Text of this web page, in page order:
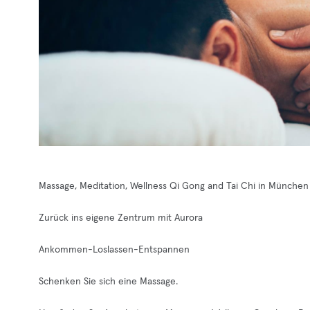
Massage, Meditation, Wellness Qi Gong and Tai Chi in München
Zurück ins eigene Zentrum mit Aurora
Ankommen-Loslassen-Entspannen
Schenken Sie sich eine Massage.